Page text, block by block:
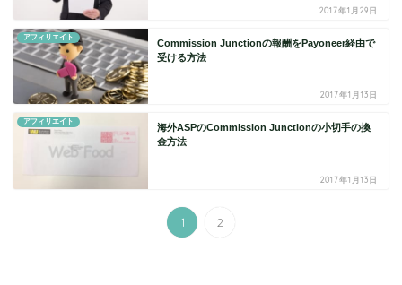
2017年1月29日
アフィリエイト
Commission Junctionの報酬をPayoneer経由で
受ける方法
2017年1月13日
アフィリエイト
海外ASPのCommission Junctionの小切手の換
金方法
2017年1月13日
1 2